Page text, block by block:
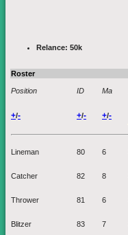
Relance: 50k
Roster
Position ID Ma
+/- +/- +/-
Lineman 80 6
Catcher 82 8
Thrower 81 6
Blitzer 83 7